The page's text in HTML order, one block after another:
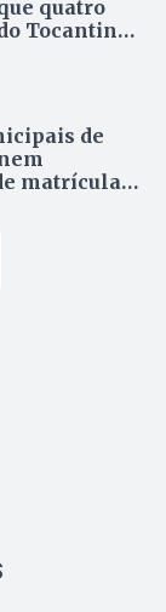
quatro
Tocantins
de
matrículas